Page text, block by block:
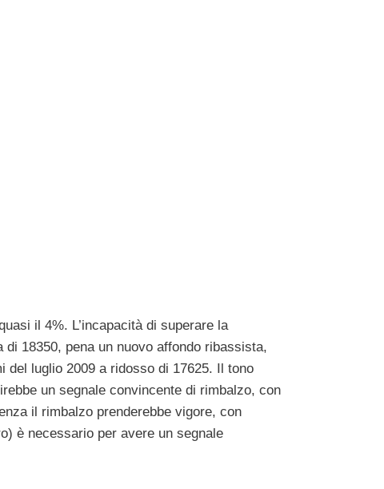
il 4%. L’incapacità di superare la
18350, pena un nuovo affondo ribassista,
luglio 2009 a ridosso di 17625. Il tono
un segnale convincente di rimbalzo, con
il rimbalzo prenderebbe vigore, con
è necessario per avere un segnale